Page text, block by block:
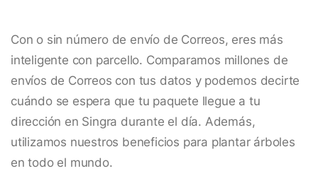
Con o sin número de envío de Correos, eres más
inteligente con parcello. Comparamos millones de
envíos de Correos con tus datos y podemos decirte
cuándo se espera que tu paquete llegue a tu
dirección en Singra durante el día. Además,
utilizamos nuestros beneficios para plantar árboles
en todo el mundo.